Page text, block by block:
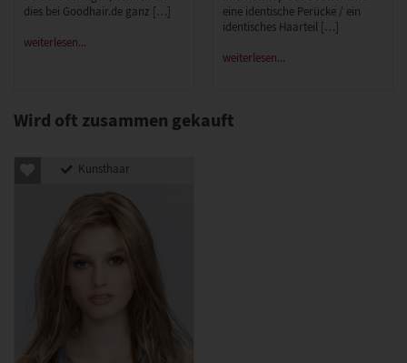
dies bei Goodhair.de ganz […]
weiterlesen...
eine identische Perücke / ein
identisches Haarteil […]
weiterlesen...
Wird oft zusammen gekauft
Kunsthaar